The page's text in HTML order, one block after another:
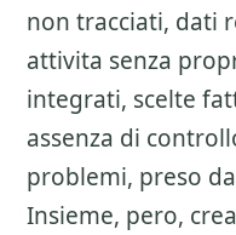
non tracciati, dati
attivita senza
integrati, scelte
assenza di
problemi, preso
Insieme, pero,